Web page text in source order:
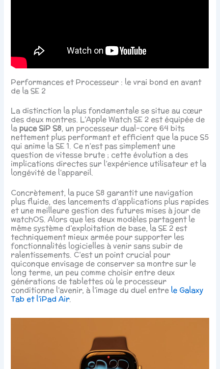
Performances et Processeur : le vrai bond en avant
de la SE 2
La distinction la plus fondamentale se situe au cœur
des deux montres. L’Apple Watch SE 2 est équipée de
la puce SiP S8, un processeur dual-core 64 bits
nettement plus performant et efficient que la puce S5
qui anime la SE 1. Ce n’est pas simplement une
question de vitesse brute ; cette évolution a des
implications directes sur l’expérience utilisateur et la
longévité de l’appareil.
Concrètement, la puce S8 garantit une navigation
plus fluide, des lancements d’applications plus rapides
et une meilleure gestion des futures mises à jour de
watchOS. Alors que les deux modèles partagent le
même système d’exploitation de base, la SE 2 est
techniquement mieux armée pour supporter les
fonctionnalités logicielles à venir sans subir de
ralentissements. C’est un point crucial pour
quiconque envisage de conserver sa montre sur le
long terme, un peu comme choisir entre deux
générations de tablettes où le processeur
conditionne l’avenir, à l’image du duel entre le Galaxy
Tab et l’iPad Air.